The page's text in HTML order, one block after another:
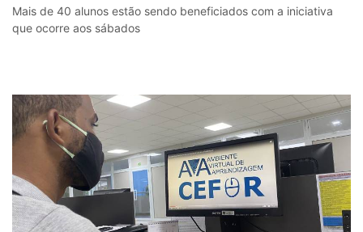
Mais de 40 alunos estão sendo beneficiados com a iniciativa
que ocorre aos sábados